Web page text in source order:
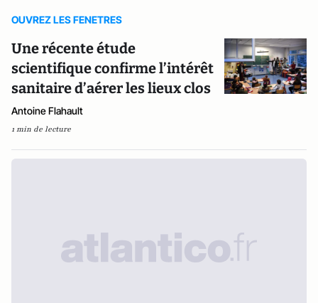
OUVREZ LES FENETRES
Une récente étude
scientifique confirme l’intérêt
sanitaire d’aérer les lieux clos
Antoine Flahault
1 min de lecture